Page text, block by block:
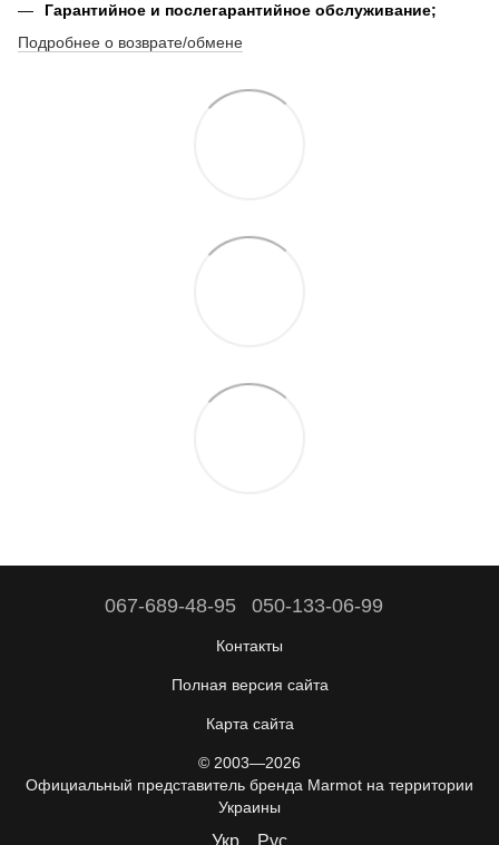
Гарантийное и послегарантийное обслуживание;
Подробнее о возврате/обмене
067-689-48-95 050-133-06-99
Контакты
Полная версия сайта
Карта сайта
© 2003—2026
Официальный представитель бренда Marmot на территории
Украины
Укр Рус